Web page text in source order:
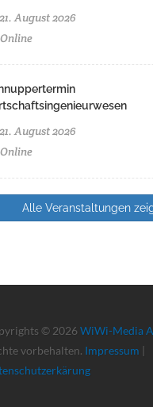
21. August 2026
Online
21. August 2026
Online
Alle Veranstaltungen
© 2026 WiWi-Media
vorbehalten. Impressum |